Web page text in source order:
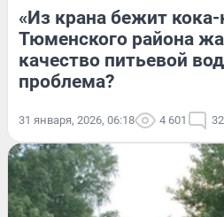
«Из крана бежит
Тюменского района
качество питьевой
проблема?
31 января, 2026, 06:18 4 601 32